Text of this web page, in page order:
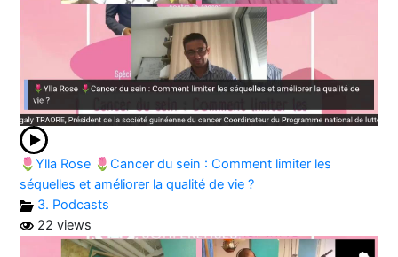
🌷Ylla Rose 🌷Cancer du sein : Comment limiter les
séquelles et améliorer la qualité de vie ?
3. Podcasts
22 views